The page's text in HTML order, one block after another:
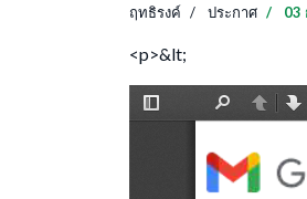
ฤทธิรงค์ ประกาศ 03
<p>&lt;